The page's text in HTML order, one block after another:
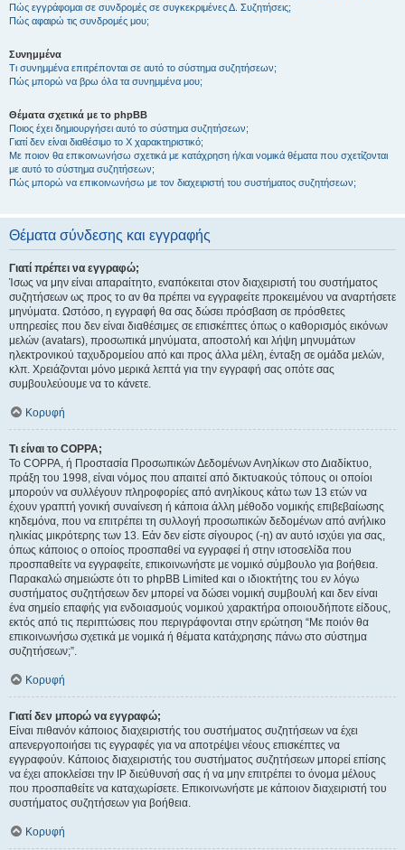
Πώς εγγράφομαι σε συνδρομές σε συγκεκριμένες Δ. Συζητήσεις;
Πώς αφαιρώ τις συνδρομές μου;
Συνημμένα
Τι συνημμένα επιτρέπονται σε αυτό το σύστημα συζητήσεων;
Πώς μπορώ να βρω όλα τα συνημμένα μου;
Θέματα σχετικά με το phpBB
Ποιος έχει δημιουργήσει αυτό το σύστημα συζητήσεων;
Γιατί δεν είναι διαθέσιμο το Χ χαρακτηριστικό;
Με ποιον θα επικοινωνήσω σχετικά με κατάχρηση ή/και νομικά θέματα που σχετίζονται
με αυτό το σύστημα συζητήσεων;
Πώς μπορώ να επικοινωνήσω με τον διαχειριστή του συστήματος συζητήσεων;
Θέματα σύνδεσης και εγγραφής
Γιατί πρέπει να εγγραφώ;
Ίσως να μην είναι απαραίτητο, εναπόκειται στον διαχειριστή του συστήματος
συζητήσεων ως προς το αν θα πρέπει να εγγραφείτε προκειμένου να αναρτήσετε
μηνύματα. Ωστόσο, η εγγραφή θα σας δώσει πρόσβαση σε πρόσθετες
υπηρεσίες που δεν είναι διαθέσιμες σε επισκέπτες όπως ο καθορισμός εικόνων
μελών (avatars), προσωπικά μηνύματα, αποστολή και λήψη μηνυμάτων
ηλεκτρονικού ταχυδρομείου από και προς άλλα μέλη, ένταξη σε ομάδα μελών,
κλπ. Χρειάζονται μόνο μερικά λεπτά για την εγγραφή σας οπότε σας
συμβουλεύουμε να το κάνετε.
Κορυφή
Τι είναι το COPPA;
Το COPPA, ή Προστασία Προσωπικών Δεδομένων Ανηλίκων στο Διαδίκτυο,
πράξη του 1998, είναι νόμος που απαιτεί από δικτυακούς τόπους οι οποίοι
μπορούν να συλλέγουν πληροφορίες από ανηλίκους κάτω των 13 ετών να
έχουν γραπτή γονική συναίνεση ή κάποια άλλη μέθοδο νομικής επιβεβαίωσης
κηδεμόνα, που να επιτρέπει τη συλλογή προσωπικών δεδομένων από ανήλικο
ηλικίας μικρότερης των 13. Εάν δεν είστε σίγουρος (-η) αν αυτό ισχύει για σας,
όπως κάποιος ο οποίος προσπαθεί να εγγραφεί ή στην ιστοσελίδα που
προσπαθείτε να εγγραφείτε, επικοινωνήστε με νομικό σύμβουλο για βοήθεια.
Παρακαλώ σημειώστε ότι το phpBB Limited και ο ιδιοκτήτης του εν λόγω
συστήματος συζητήσεων δεν μπορεί να δώσει νομική συμβουλή και δεν είναι
ένα σημείο επαφής για ενδοιασμούς νομικού χαρακτήρα οποιουδήποτε είδους,
εκτός από τις περιπτώσεις που περιγράφονται στην ερώτηση “Με ποιόν θα
επικοινωνήσω σχετικά με νομικά ή θέματα κατάχρησης πάνω στο σύστημα
συζητήσεων;”.
Κορυφή
Γιατί δεν μπορώ να εγγραφώ;
Είναι πιθανόν κάποιος διαχειριστής του συστήματος συζητήσεων να έχει
απενεργοποιήσει τις εγγραφές για να αποτρέψει νέους επισκέπτες να
εγγραφούν. Κάποιος διαχειριστής του συστήματος συζητήσεων μπορεί επίσης
να έχει αποκλείσει την IP διεύθυνσή σας ή να μην επιτρέπει το όνομα μέλους
που προσπαθείτε να καταχωρίσετε. Επικοινωνήστε με κάποιον διαχειριστή του
συστήματος συζητήσεων για βοήθεια.
Κορυφή